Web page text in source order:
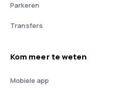
Parkeren
Transfers
Kom meer te weten
Mobiele app